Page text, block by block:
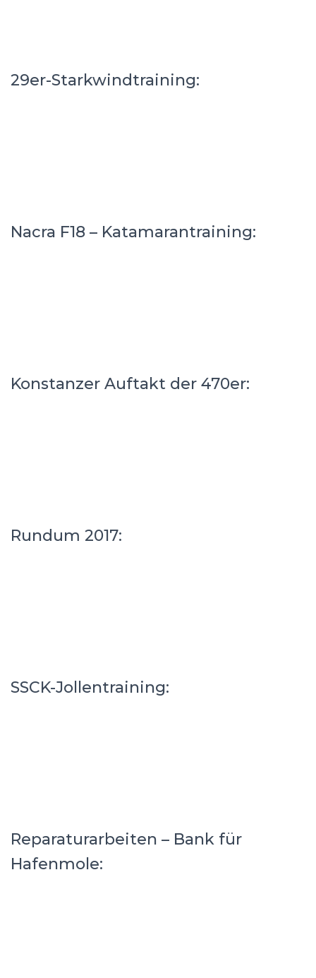
29er-Starkwindtraining:
Nacra F18 – Katamarantraining:
Konstanzer Auftakt der 470er:
Rundum 2017:
SSCK-Jollentraining:
Reparaturarbeiten – Bank für
Hafenmole: